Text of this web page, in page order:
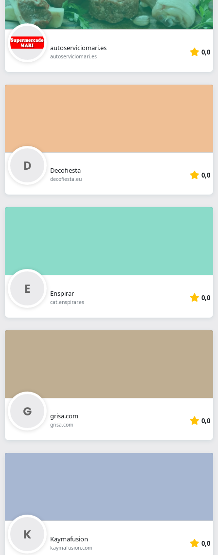
autoserviciomari.es
autoserviciomari.es 0,0
Decofiesta
decofiesta.eu 0,0
Enspirar
cat.enspirar.es 0,0
grisa.com
grisa.com 0,0
Kaymafusion
kaymafusion.com 0,0